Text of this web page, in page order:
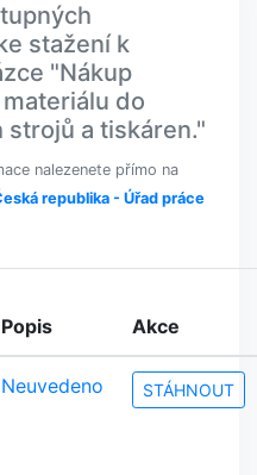
stažení k
"Nákup
do
strojů a tiskáren."
nalezenete přímo na
republika - Úřad práce
Popis Akce
Neuvedeno STÁHNOUT